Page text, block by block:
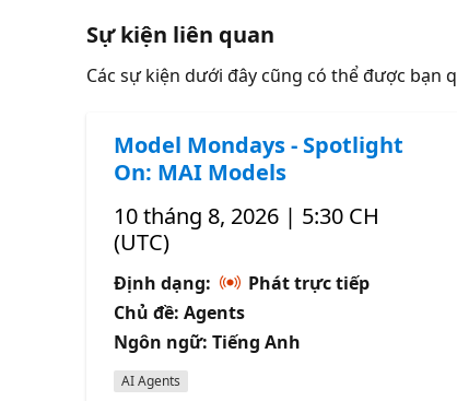
Sự kiện liên quan
Các sự kiện dưới đây cũng có thể được bạn
Model Mondays - Spotlight
On: MAI Models
10 tháng 8, 2026 | 5:30 CH
(UTC)
Định dạng:
Phát trực tiếp
Chủ đề: Agents
Ngôn ngữ: Tiếng Anh
AI Agents